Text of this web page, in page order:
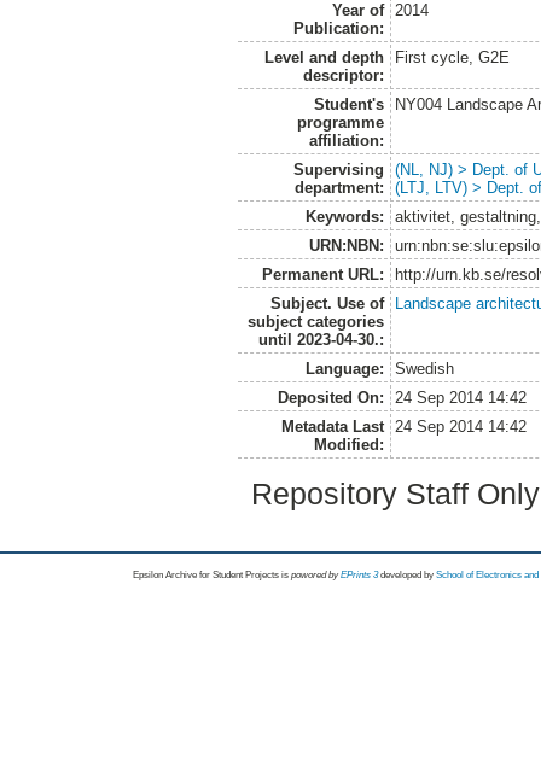
Year of
Publication:
2014
Level and depth
descriptor:
First cycle, G2E
Student's
programme
affiliation:
NY004 Landscape
Supervising
department:
(NL, NJ) > Dept. of
(LTJ, LTV) > Dept.
Keywords:
aktivitet,
URN:NBN:
Permanent URL:
http://urn.kb.se/
Subject. Use of
subject categories
until 2023-04-30.:
Landscape
Language:
Swedish
Deposited On:
24 Sep 2014 14:42
Metadata Last
Modified:
24 Sep 2014 14:42
Repository Staff
Epsilon Archive for Student Projects is powored byEPrints 3 developed by School of Electronics